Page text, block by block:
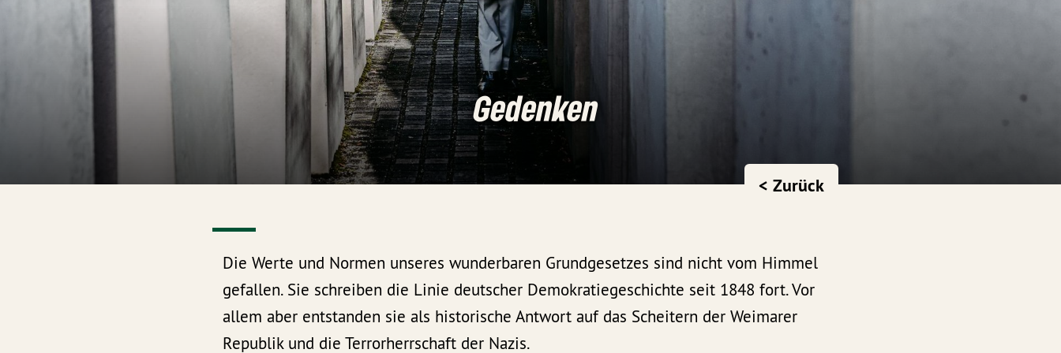
Gedenken
< Zurück
Die Werte und Normen unseres wunderbaren Grundgesetzes sind nicht vom Himmel
gefallen. Sie schreiben die Linie deutscher Demokratiegeschichte seit 1848 fort. Vor
allem aber entstanden sie als historische Antwort auf das Scheitern der Weimarer
Republik und die Terrorherrschaft der Nazis.